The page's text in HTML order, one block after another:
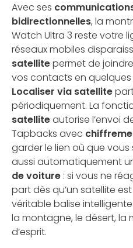
Avec ses
bidirectionnelles, la
Watch Ultra 3 reste votre
réseaux mobiles
satellitepermet de
vos contacts en
Localiser via satellite
périodiquement. La
satelliteautorise l’envoi
Tapbacks avec
garder le lien où que
aussi automatiquement
de voiture : si vous ne
part dès qu’un satellite
véritable balise
la montagne, le désert, la
d’esprit.